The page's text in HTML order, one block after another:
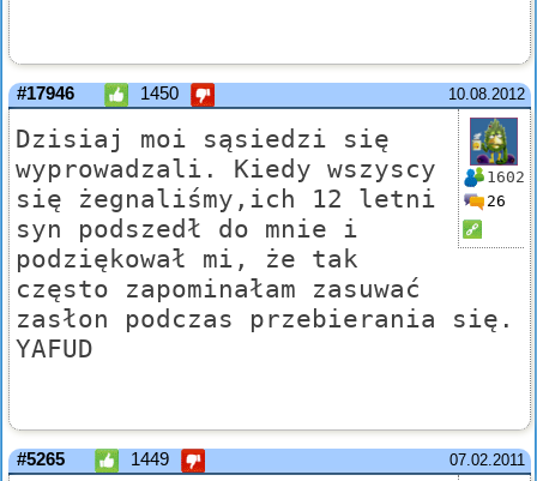
10.08.2012
#17946 1450
1602
26
Dzisiaj moi sąsiedzi się
wyprowadzali. Kiedy wszyscy
się żegnaliśmy,ich 12 letni
syn podszedł do mnie i
podziękował mi, że tak
często zapominałam zasuwać
zasłon podczas przebierania się.
YAFUD
07.02.2011
#5265 1449